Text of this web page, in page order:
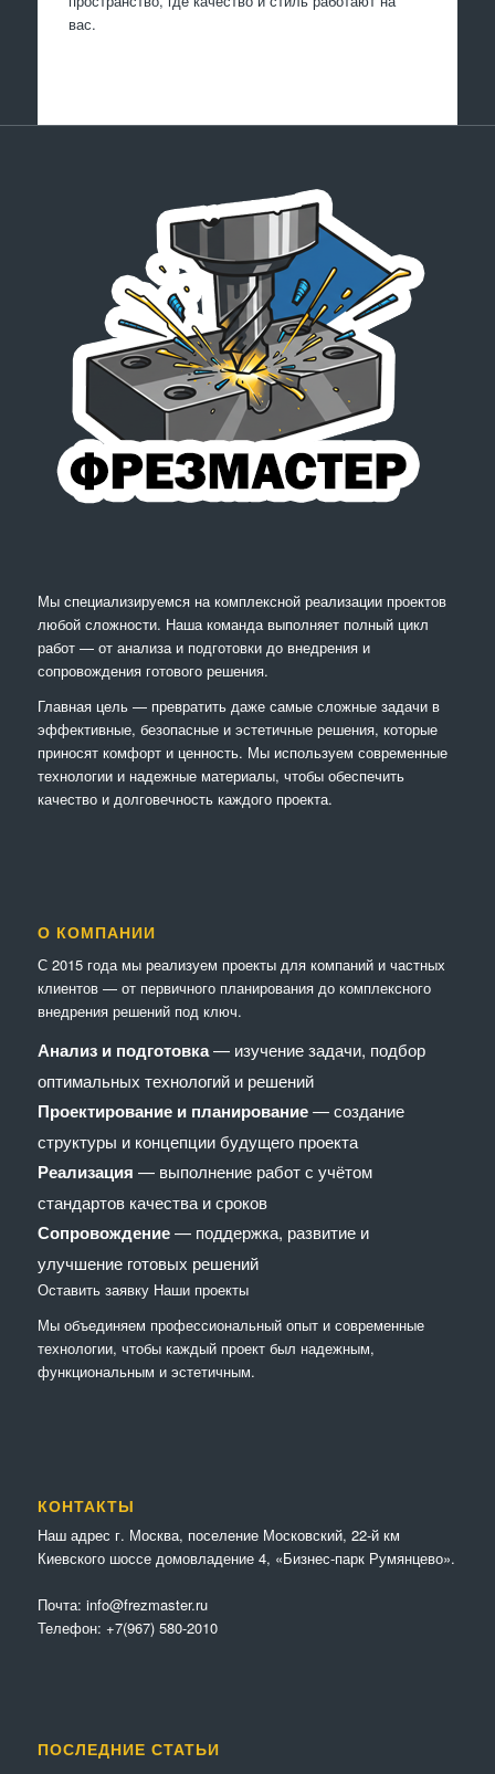
вас.
Мы специализируемся на комплексной реализации проектов
любой сложности. Наша команда выполняет полный цикл
работ — от анализа и подготовки до внедрения и
сопровождения готового решения.
Главная цель — превратить даже самые сложные задачи в
эффективные, безопасные и эстетичные решения, которые
приносят комфорт и ценность. Мы используем современные
технологии и надежные материалы, чтобы обеспечить
качество и долговечность каждого проекта.
О КОМПАНИИ
С 2015 года мы реализуем проекты для компаний и частных
клиентов — от первичного планирования до комплексного
внедрения решений под ключ.
Анализ и подготовка— изучение задачи, подбор
оптимальных технологий и решений
Проектирование и планирование— создание
структуры и концепции будущего проекта
Реализация — выполнение работ с учётом
стандартов качества и сроков
Сопровождение— поддержка, развитие и
улучшение готовых решений
Оставить заявку Наши проекты
Мы объединяем профессиональный опыт и современные
технологии, чтобы каждый проект был надежным,
функциональным и эстетичным.
КОНТАКТЫ
Наш адрес г. Москва, поселение Московский, 22-й км
Киевского шоссе домовладение 4, «Бизнес-парк Румянцево».
Почта: info@frezmaster.ru
Телефон: +7(967) 580-2010
ПОСЛЕДНИЕ СТАТЬИ